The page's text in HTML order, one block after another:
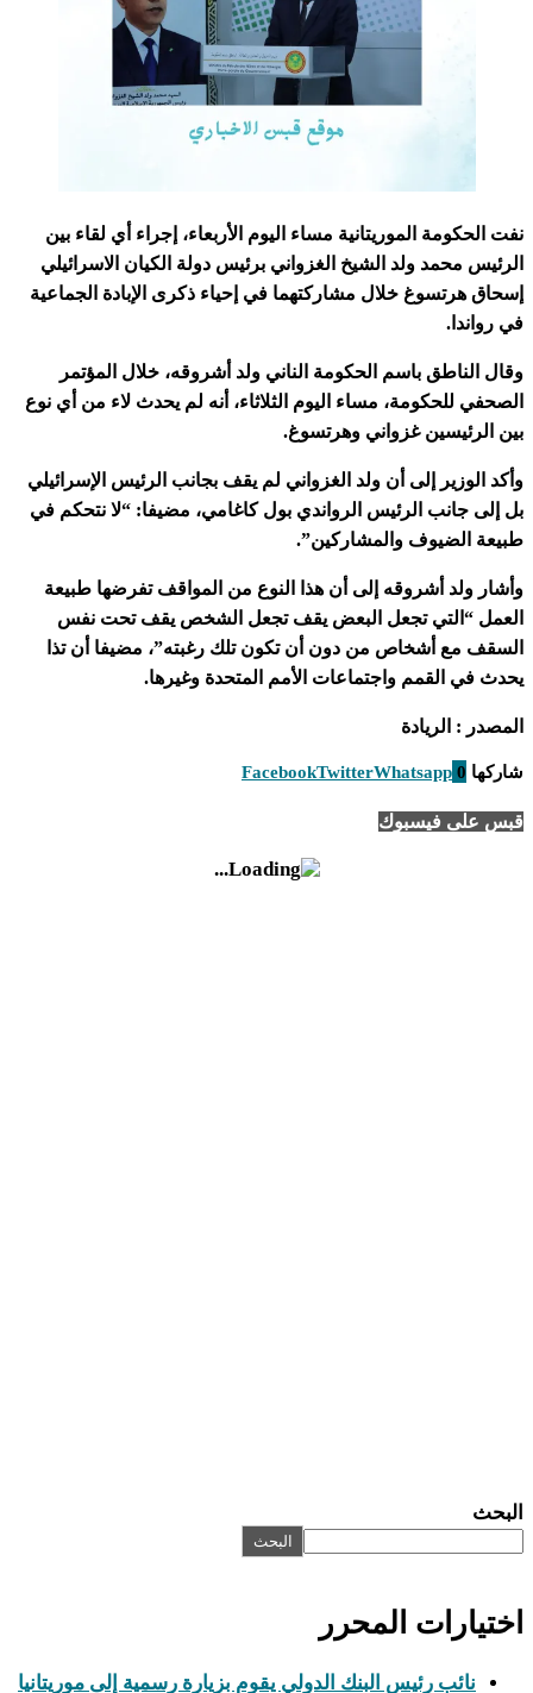
نفت الحكومة الموريتانية مساء اليوم الأربعاء، إجراء أي لقاء بين
الرئيس محمد ولد الشيخ الغزواني برئيس دولة الكيان الاسرائيلي
إسحاق هرتسوغ خلال مشاركتهما في إحياء ذكرى الإبادة الجماعية
في رواندا.
وقال الناطق باسم الحكومة الناني ولد أشروقه، خلال المؤتمر
الصحفي للحكومة، مساء اليوم الثلاثاء، أنه لم يحدث لاء من أي نوع
بين الرئيسين غزواني وهرتسوغ.
وأكد الوزير إلى أن ولد الغزواني لم يقف بجانب الرئيس الإسرائيلي
بل إلى جانب الرئيس الرواندي بول كاغامي، مضيفا: “لا نتحكم في
طبيعة الضيوف والمشاركين”.
وأشار ولد أشروقه إلى أن هذا النوع من المواقف تفرضها طبيعة
العمل “التي تجعل البعض يقف تجعل الشخص يقف تحت نفس
السقف مع أشخاص من دون أن تكون تلك رغبته”، مضيفا أن تذا
يحدث في القمم واجتماعات الأمم المتحدة وغيرها.
المصدر : الريادة
شاركها 0
FacebookTwitterWhatsapp
قبس على فيسبوك
البحث
البحث
اختيارات المحرر
نائب رئيس البنك الدولي يقوم بزيارة رسمية إلى موريتانيا